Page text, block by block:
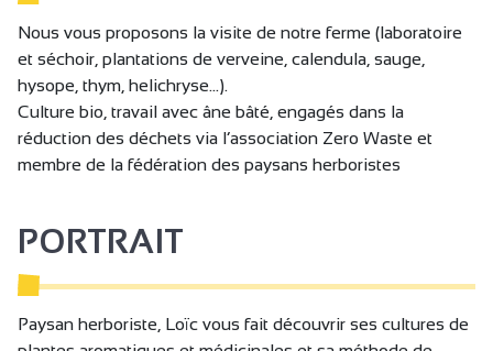
Nous vous proposons la visite de notre ferme (laboratoire
et séchoir, plantations de verveine, calendula, sauge,
hysope, thym, helichryse...).
Culture bio, travail avec âne bâté, engagés dans la
réduction des déchets via l’association Zero Waste et
membre de la fédération des paysans herboristes
PORTRAIT
Paysan herboriste, Loïc vous fait découvrir ses cultures de